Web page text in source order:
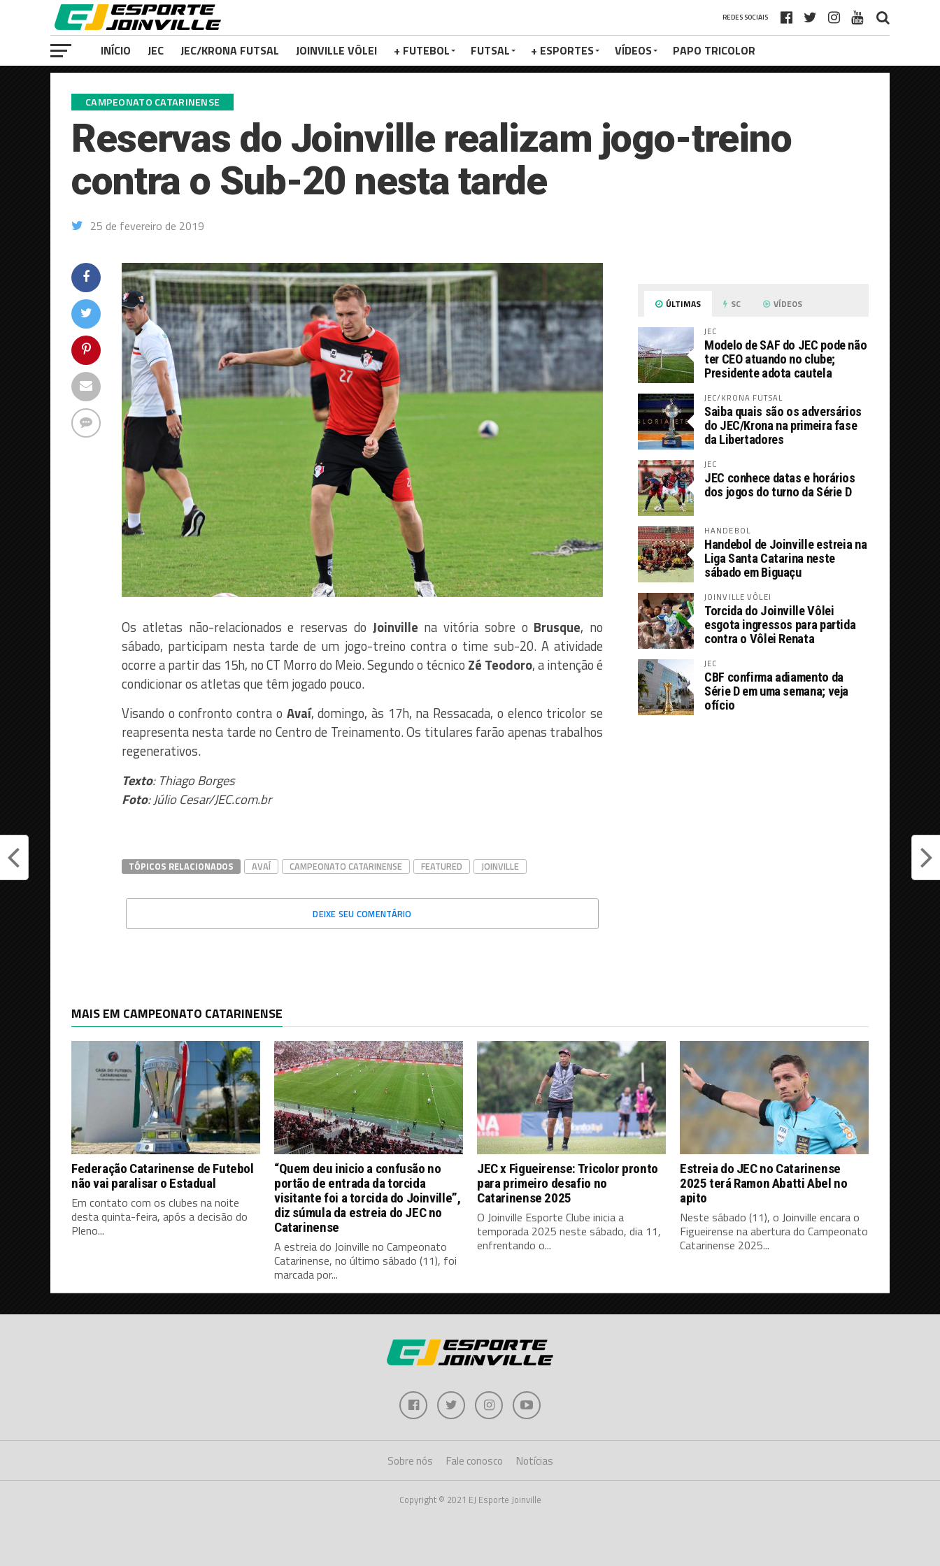
REDES SOCIAIS
INÍCIO JEC JEC/KRONA FUTSAL JOINVILLE VÔLEI + FUTEBOL FUTSAL + ESPORTES VÍDEOS PAPO TRICOLOR
CAMPEONATO CATARINENSE
Reservas do Joinville realizam jogo-treino
contra o Sub-20 nesta tarde
25 de fevereiro de 2019
Os atletas não-relacionados e reservas do Joinville na vitória sobre o Brusque, no
sábado, participam nesta tarde de um jogo-treino contra o time sub-20. A atividade
ocorre a partir das 15h, no CT Morro do Meio. Segundo o técnico Zé Teodoro, a intenção é
condicionar os atletas que têm jogado pouco.
Visando o confronto contra o Avaí, domingo, às 17h, na Ressacada, o elenco tricolor se
reapresenta nesta tarde no Centro de Treinamento. Os titulares farão apenas trabalhos
regenerativos.
Texto: Thiago Borges
Foto: Júlio Cesar/JEC.com.br
TÓPICOS RELACIONADOS AVAÍ CAMPEONATO CATARINENSE FEATURED JOINVILLE
DEIXE SEU COMENTÁRIO
ÚLTIMAS SC VÍDEOS
JEC
Modelo de SAF do JEC pode não
ter CEO atuando no clube;
Presidente adota cautela
JEC/KRONA FUTSAL
Saiba quais são os adversários
do JEC/Krona na primeira fase
da Libertadores
JEC
JEC conhece datas e horários
dos jogos do turno da Série D
HANDEBOL
Handebol de Joinville estreia na
Liga Santa Catarina neste
sábado em Biguaçu
JOINVILLE VÔLEI
Torcida do Joinville Vôlei
esgota ingressos para partida
contra o Vôlei Renata
JEC
CBF confirma adiamento da
Série D em uma semana; veja
ofício
MAIS EM CAMPEONATO CATARINENSE
Federação Catarinense de Futebol
não vai paralisar o Estadual
Em contato com os clubes na noite
desta quinta-feira, após a decisão do
Pleno...
“Quem deu inicio a confusão no
portão de entrada da torcida
visitante foi a torcida do Joinville”,
diz súmula da estreia do JEC no
Catarinense
A estreia do Joinville no Campeonato
Catarinense, no último sábado (11), foi
marcada por...
JEC x Figueirense: Tricolor pronto
para primeiro desafio no
Catarinense 2025
O Joinville Esporte Clube inicia a
temporada 2025 neste sábado, dia 11,
enfrentando o...
Estreia do JEC no Catarinense
2025 terá Ramon Abatti Abel no
apito
Neste sábado (11), o Joinville encara o
Figueirense na abertura do Campeonato
Catarinense 2025...
Sobre nós Fale conosco Notícias
Copyright © 2021 EJ Esporte Joinville